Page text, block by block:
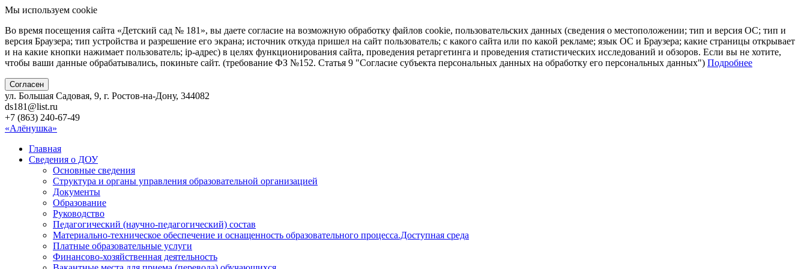
Мы используем cookie
Во время посещения сайта «Детский сад № 181», вы даете согласие на возможную обработку файлов cookie, пользовательских данных (сведения о местоположении; тип и версия ОС; тип и
версия Браузера; тип устройства и разрешение его экрана; источник откуда пришел на сайт пользователь; с какого сайта или по какой рекламе; язык ОС и Браузера; какие страницы открывает
и на какие кнопки нажимает пользователь; ip-адрес) в целях функционирования сайта, проведения ретаргетинга и проведения статистических исследований и обзоров. Если вы не хотите,
чтобы ваши данные обрабатывались, покиньте сайт. (требование ФЗ №152. Статья 9 "Согласие субъекта персональных данных на обработку его персональных данных") Подробнее
Согласен
ул. Большая Садовая, 9, г. Ростов-на-Дону, 344082
ds181@list.ru
+7 (863) 240-67-49
«Алёнушка»
Главная
Сведения о ДОУ
Основные сведения
Структура и органы управления образовательной организацией
Документы
Образование
Руководство
Педагогический (научно-педагогический) состав
Материально-техническое обеспечение и оснащенность образовательного процесса.Доступная среда
Платные образовательные услуги
Финансово-хозяйственная деятельность